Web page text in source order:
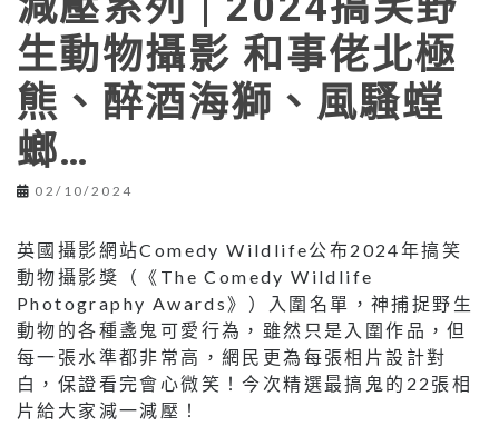
生動物攝影 和事佬北極
熊、醉酒海獅、風騷螳
螂…
02/10/2024
英國攝影網站Comedy Wildlife公布2024年搞笑
動物攝影獎（《The Comedy Wildlife
Photography Awards》）入圍名單，神捕捉野生
動物的各種盞鬼可愛行為，雖然只是入圍作品，但
每一張水準都非常高，網民更為每張相片設計對
白，保證看完會心微笑！今次精選最搞鬼的22張相
片給大家減一減壓！